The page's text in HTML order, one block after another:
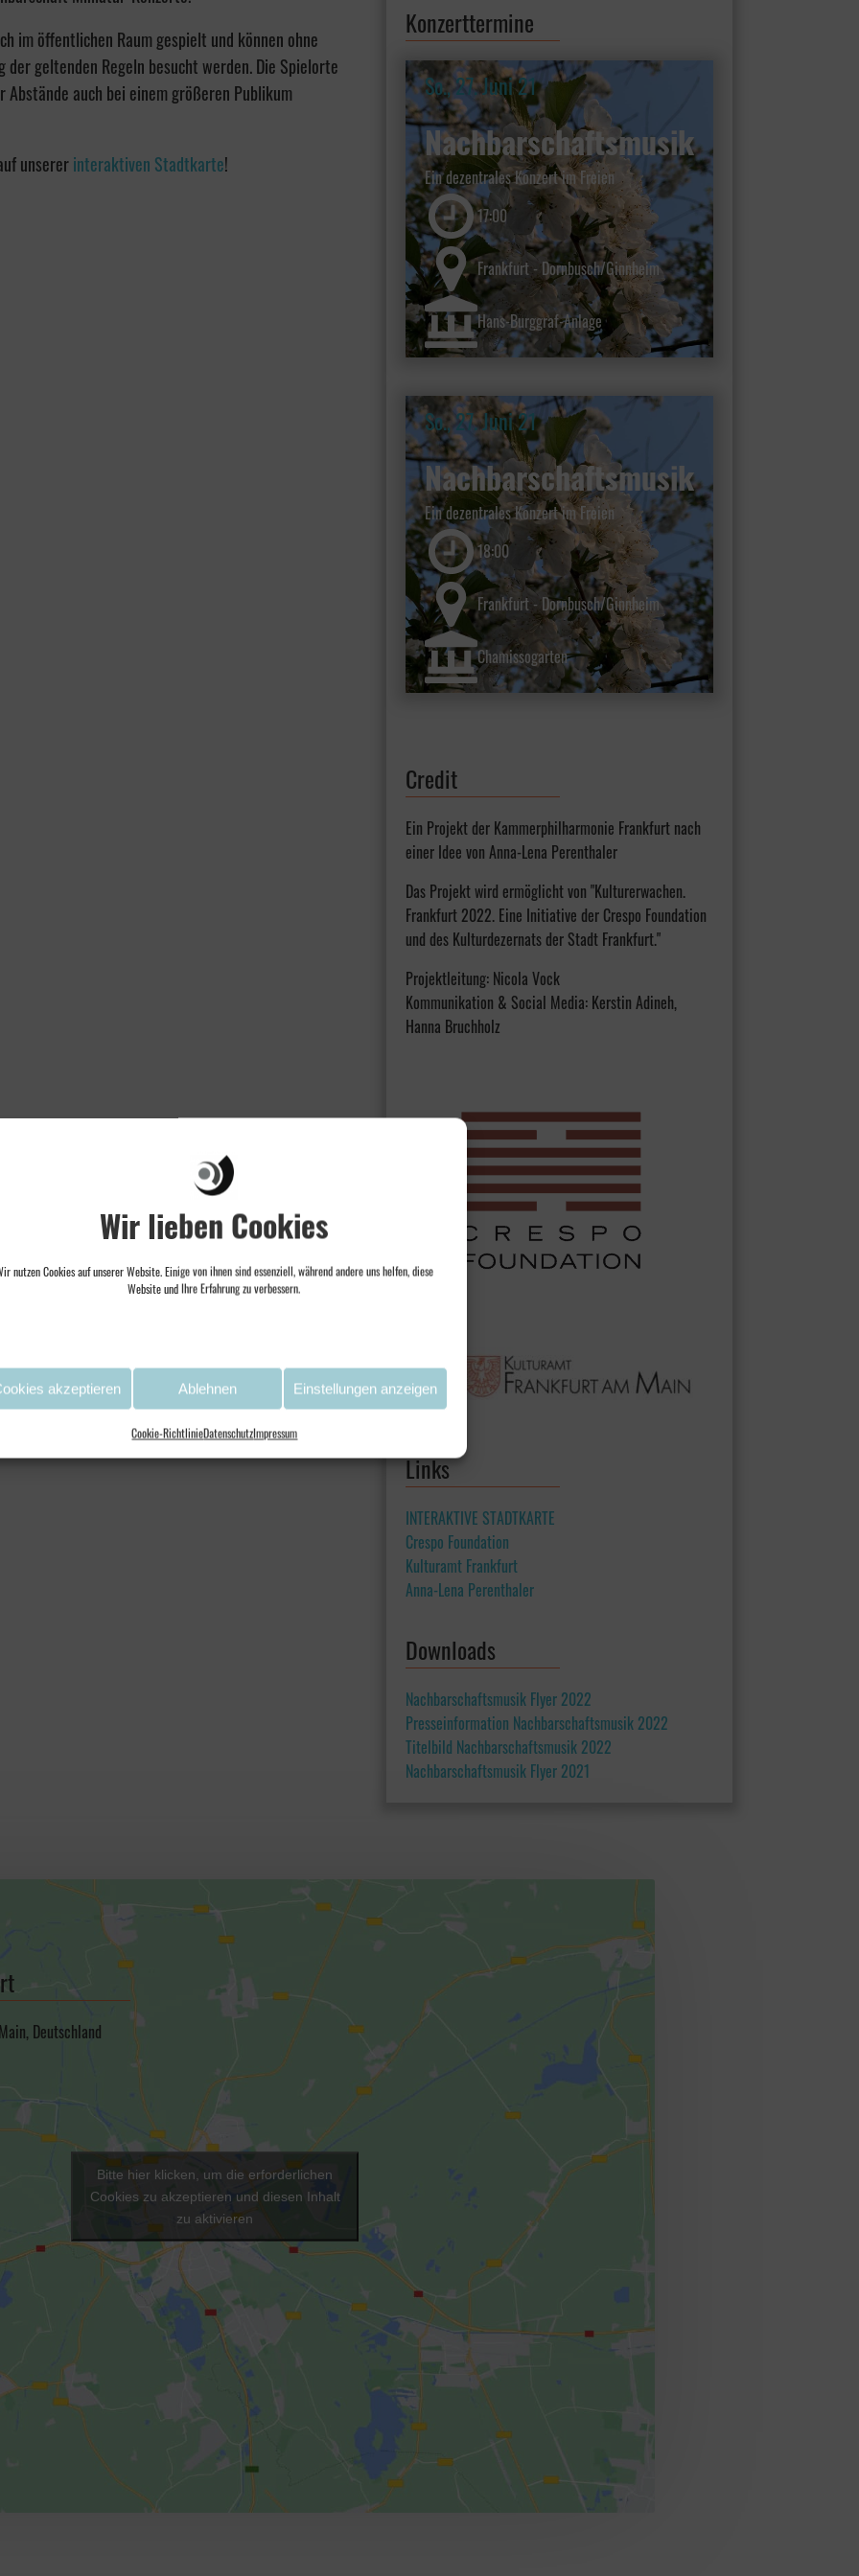
Wir lieben Cookies
nutzen Cookies auf unserer Website. Einige von ihnen sind essenziell, während andere uns helfen, diese
Website und Ihre Erfahrung zu verbessern.
akzeptieren Ablehnen Einstellungen anzeigen
Cookie-RichtlinieDatenschutzImpressum
im öffentlichen Raum gespielt und können ohne
geltenden Regeln besucht werden. Die Spielorte
auch bei einem größeren Publikum
unsererinteraktiven Stadtkarte!
Konzerttermine
So., 27. Juni 21
Nachbarschaftsmusik
Ein dezentrales Konzert im Freien
17:00
Frankfurt - Dornbusch/Ginnheim
Hans-Burggraf-Anlage
So., 27. Juni 21
Nachbarschaftsmusik
Ein dezentrales Konzert im Freien
18:00
Frankfurt - Dornbusch/Ginnheim
Chamissogarten
Credit
Ein Projekt der Kammerphilharmonie Frankfurt nach
einer Idee von Anna-Lena Perenthaler
Das Projekt wird ermöglicht von "Kulturerwachen.
Frankfurt 2022. Eine Initiative der Crespo Foundation
und des Kulturdezernats der Stadt Frankfurt."
Projektleitung: Nicola Vock
Kommunikation & Social Media: Kerstin Adineh,
Hanna Bruchholz
Links
INTERAKTIVE STADTKARTE
Crespo Foundation
Kulturamt Frankfurt
Anna-Lena Perenthaler
Downloads
Nachbarschaftsmusik Flyer 2022
Presseinformation Nachbarschaftsmusik 2022
Titelbild Nachbarschaftsmusik 2022
Nachbarschaftsmusik Flyer 2021
Deutschland
Bitte hier klicken, um die erforderlichen
Cookies zu akzeptieren und diesen Inhalt
zu aktivieren